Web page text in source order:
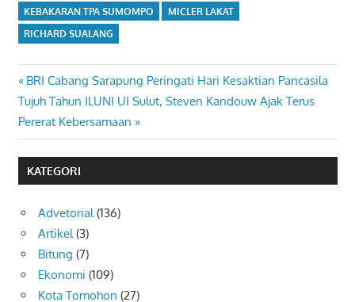
KEBAKARAN TPA SUMOMPO
MICLER LAKAT
RICHARD SUALANG
Navigasi
pos
Previous
Post:
BRI Cabang Sarapung Peringati Hari Kesaktian Pancasila
Next
Post:
Tujuh Tahun ILUNI UI Sulut, Steven Kandouw Ajak Terus
Pererat Kebersamaan
KATEGORI
Advetorial(136)
Artikel(3)
Bitung (7)
Ekonomi (109)
Kota Tomohon (27)